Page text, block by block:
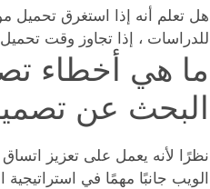
هل تعلم أنه إذا استغرق تحميل
للدراسات ، إذا تجاوز وقت تحميل صفحتك 3 ثوانٍ ، فإن معدل الارتداد يزيد
ما هي أخطاء
البحث عن
نظرًا لأنه يعمل على تعزيز اتساق
الويب جانبًا مهمًا في